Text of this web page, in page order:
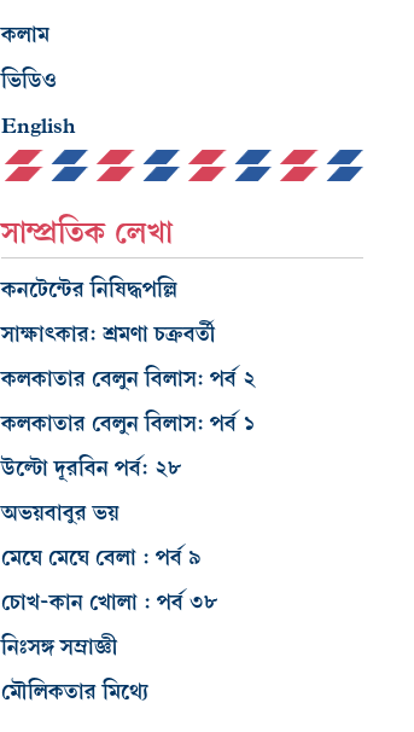
কলাম
ভিডিও
English
সাম্প্রতিক লেখা
কনটেন্টের নিষিদ্ধপল্লি
সাক্ষাৎকার: শ্রমণা চক্রবর্তী
কলকাতার বেলুন বিলাস: পর্ব ২
কলকাতার বেলুন বিলাস: পর্ব ১
উল্টো দূরবিন পর্ব: ২৮
অভয়বাবুর ভয়
মেঘে মেঘে বেলা : পর্ব ৯
চোখ-কান খোলা : পর্ব ৩৮
নিঃসঙ্গ সম্রাজ্ঞী
মৌলিকতার মিথ্যে